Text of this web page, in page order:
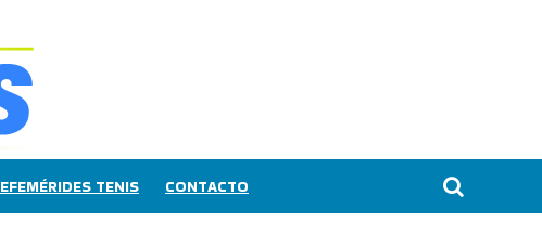
EFEMÉRIDES TENIS CONTACTO